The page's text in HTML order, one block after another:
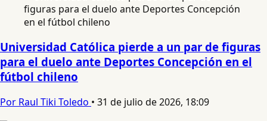
Universidad Católica pierde a un par de figuras
para el duelo ante Deportes Concepción en el
fútbol chileno
Por Raul Tiki Toledo • 31 de julio de 2026, 18:09